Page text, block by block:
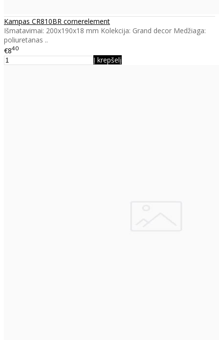
Kampas CR810BR cornerelement
Išmatavimai: 200x190x18 mm Kolekcija: Grand decor Medžiaga:
poliuretanas ..
€840
Į krepšelį